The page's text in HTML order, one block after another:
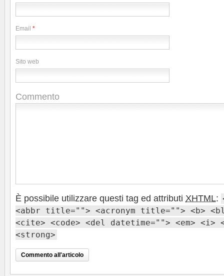
Email *
Sito web
Commento
È possibile utilizzare questi tag ed attributi XHTML:
<abbr title=""> <acronym title=""> <b>
<cite> <code> <del datetime=""> <em>
<strong>